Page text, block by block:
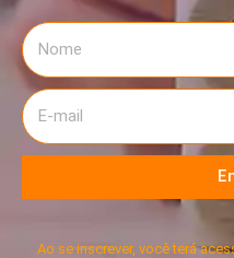
Ao se inscrever, você terá